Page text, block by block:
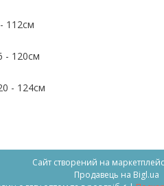
112см
- 120см
- 124см
Сайт створений на
Продавець на Bigl.ua